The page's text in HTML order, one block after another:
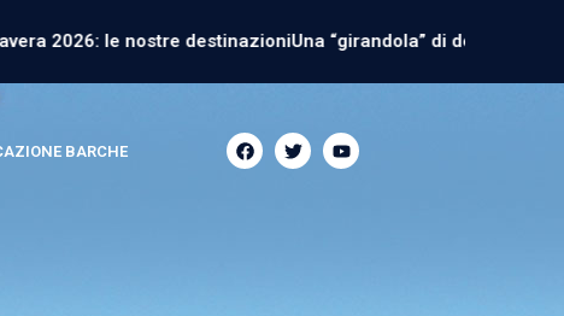
2026: le nostre destinazioniUna “girandola” di destinazioni HM
BARCHE